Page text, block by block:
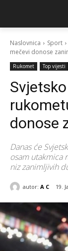
Naslovnica Sport
mečevi donose
Rukomet Top vijesti
donose
Danas će
osam utakmica
niz zanimljivih
autor: A C 19.